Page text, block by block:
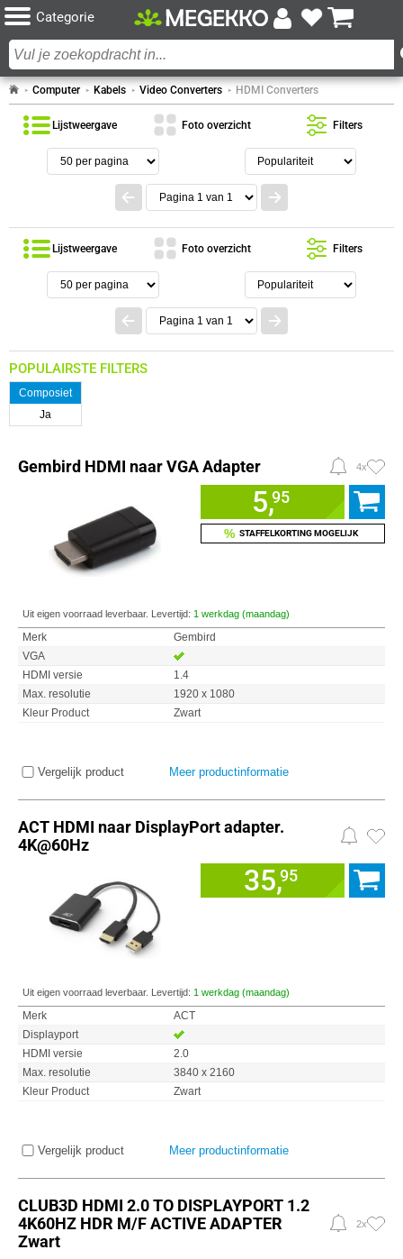
Categorie
Computer Kabels Video Converters HDMI Converters
POPULAIRSTE FILTERS
Composiet
Ja
Lijstweergave Foto overzicht Filters
Gembird HDMI naar VGA Adapter 4x
5,95
% STAFFELKORTING MOGELIJK
Uit eigen voorraad leverbaar. Levertijd: 1 werkdag (maandag)
Merk
Gembird
VGA
HDMI versie
1.4
Max. resolutie
1920 x 1080
Kleur Product
Zwart
Vergelijk product Meer productinformatie
ACT HDMI naar DisplayPort adapter.
4K@60Hz
35,95
Uit eigen voorraad leverbaar. Levertijd: 1 werkdag (maandag)
Merk
ACT
Displayport
HDMI versie
2.0
Max. resolutie
3840 x 2160
Kleur Product
Zwart
Vergelijk product Meer productinformatie
CLUB3D HDMI 2.0 TO DISPLAYPORT 1.2
4K60HZ HDR M/F ACTIVE ADAPTER
Zwart
2x
Lijstweergave Foto overzicht Filters